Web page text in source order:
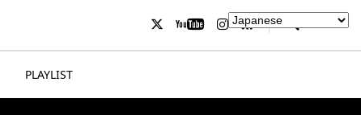
PLAYLIST